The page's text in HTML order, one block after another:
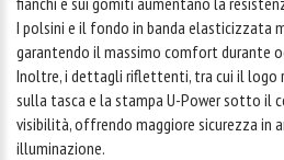
I polsini e il fondo in banda elasticizzata
garantendo il massimo comfort durante
Inoltre, i dettagli riflettenti, tra cui il logo
sulla tasca e la stampa U-Power sotto il
visibilità, offrendo maggiore sicurezza in
illuminazione.